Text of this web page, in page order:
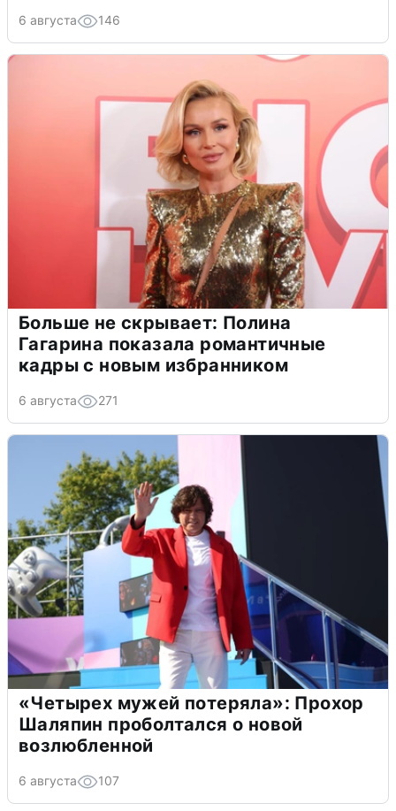
6 августа 146
Больше не скрывает: Полина
Гагарина показала романтичные
кадры с новым избранником
6 августа 271
«Четырех мужей потеряла»: Прохор
Шаляпин проболтался о новой
возлюбленной
6 августа 107